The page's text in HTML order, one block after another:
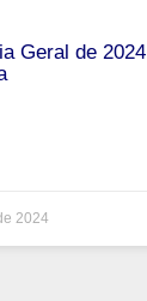
Geral de 2024
2024